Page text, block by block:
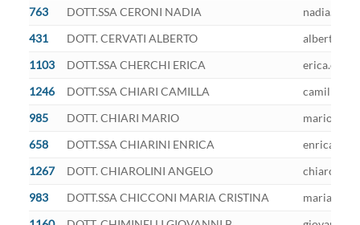
763
DOTT.SSA CERONI NADIA
431
DOTT. CERVATI ALBERTO
1103
DOTT.SSA CHERCHI ERICA
1246
DOTT.SSA CHIARI CAMILLA
985
DOTT. CHIARI MARIO
658
DOTT.SSA CHIARINI ENRICA
1267
DOTT. CHIAROLINI ANGELO
983
DOTT.SSA CHICCONI MARIA CRISTINA